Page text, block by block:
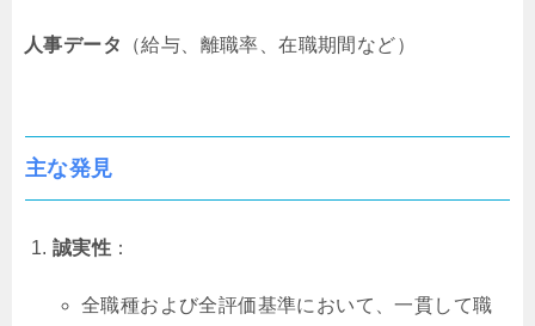
人事データ （給与、離職率、在職期間など）
主な発見
誠実性 ：
全職種および全評価基準において、一貫して職